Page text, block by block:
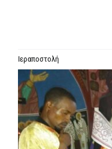
MEDIA
ΕΝΗΜΕΡΩΣΗ
Ιεραποστολή
Προβολή
μεγαλύτερης
εικόνας